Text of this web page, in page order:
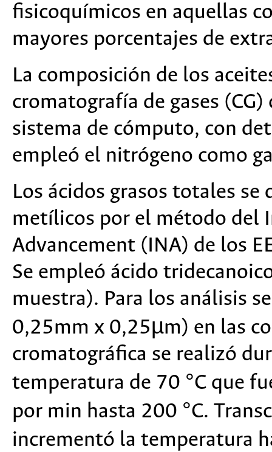
fisicoquímicos en aquellas
mayores porcentajes de
La composición de los
cromatografía de gases
sistema de cómputo, con
empleó el nitrógeno como
Los ácidos grasos totales
metílicos por el método
Advancement (INA) de los
Se empleó ácido
muestra). Para los análisis
0,25mm x 0,25µm) en las
cromatográfica se realizó
temperatura de 70 °C que
por min hasta 200 °C.
incrementó la temperatura